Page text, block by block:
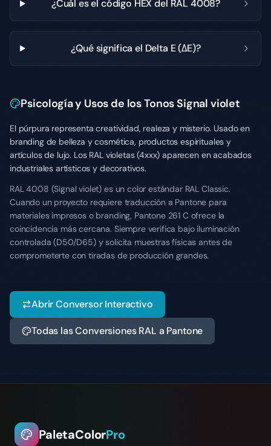
¿Cuál es el código HEX del RAL 4008?
¿Qué significa el Delta E (ΔE)?
Psicología y Usos de los Tonos Signal violet
El púrpura representa creatividad, realeza y misterio. Usado en
branding de belleza y cosmética, productos espirituales y
artículos de lujo. Los RAL violetas (4xxx) aparecen en acabados
industriales artísticos y decorativos.
RAL 4008 (Signal violet) es un color estándar RAL Classic.
Cuando un proyecto requiere traducción a Pantone para
materiales impresos o branding, Pantone 261 C ofrece la
coincidencia más cercana. Siempre verifica bajo iluminación
controlada (D50/D65) y solicita muestras físicas antes de
comprometerte con tiradas de producción grandes.
Abrir Conversor Interactivo
Todas las Conversiones RAL a Pantone
PaletaColorPro